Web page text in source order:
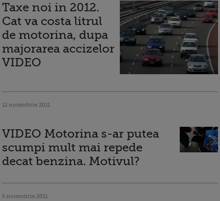
Taxe noi in 2012.
Cat va costa litrul
de motorina, dupa
majorarea accizelor
VIDEO
12 noiembrie 2011
VIDEO Motorina s-ar putea
scumpi mult mai repede
decat benzina. Motivul?
5 noiembrie 2011